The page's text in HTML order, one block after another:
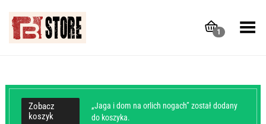
1
Toggle Menu
Zobacz
koszyk
„Jaga i dom na orlich nogach” został dodany
do koszyka.